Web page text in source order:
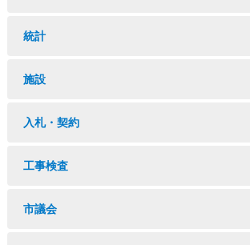
統計
施設
入札・契約
工事検査
市議会